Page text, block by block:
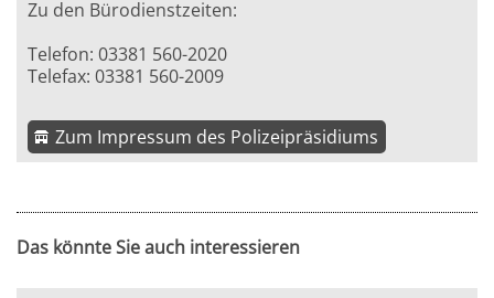
Zu den Bürodienstzeiten:
Telefon: 03381 560-2020
Telefax: 03381 560-2009
Zum Impressum des Polizeipräsidiums
Das könnte Sie auch interessieren